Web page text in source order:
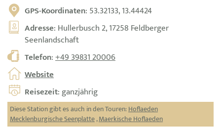
GPS-Koordinaten: 53.32133, 13.44424
Adresse: Hullerbusch 2, 17258 Feldberger
Seenlandschaft
Telefon:+49 39831 20006
Website
Reisezeit: ganzjährig
Diese Station gibt es auch in den Touren:Hoflaeden
Mecklenburgische Seenplatte,Maerkische Hoflaeden